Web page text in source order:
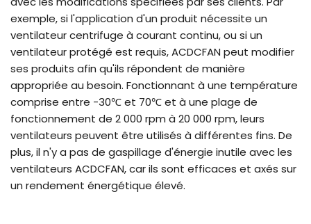
exemple, si l'application d'un produit nécessite un
ventilateur centrifuge à courant continu, ou si un
ventilateur protégé est requis, ACDCFAN peut modifier
ses produits afin qu'ils répondent de manière
appropriée au besoin. Fonctionnant à une température
comprise entre -30℃ et 70℃ et à une plage de
fonctionnement de 2 000 rpm à 20 000 rpm, leurs
ventilateurs peuvent être utilisés à différentes fins. De
plus, il n'y a pas de gaspillage d'énergie inutile avec les
ventilateurs ACDCFAN, car ils sont efficaces et axés sur
un rendement énergétique élevé.